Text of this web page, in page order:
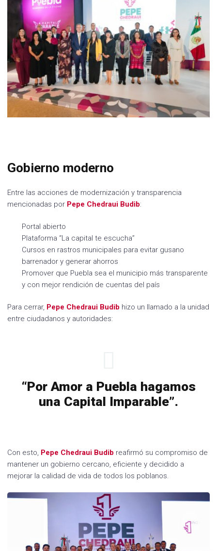
Gobierno moderno
Entre las acciones de modernización y transparencia
mencionadas por Pepe Chedraui Budib:
Portal abierto
Plataforma “La capital te escucha”
Cursos en rastros municipales para evitar gusano
barrenador y generar ahorros
Promover que Puebla sea el municipio más transparente
y con mejor rendición de cuentas del país
Para cerrar, Pepe Chedraui Budib hizo un llamado a la unidad
entre ciudadanos y autoridades:
“Por Amor a Puebla hagamos
una Capital Imparable”.
Con esto, Pepe Chedraui Budib reafirmó su compromiso de
mantener un gobierno cercano, eficiente y decidido a
mejorar la calidad de vida de todos los poblanos.